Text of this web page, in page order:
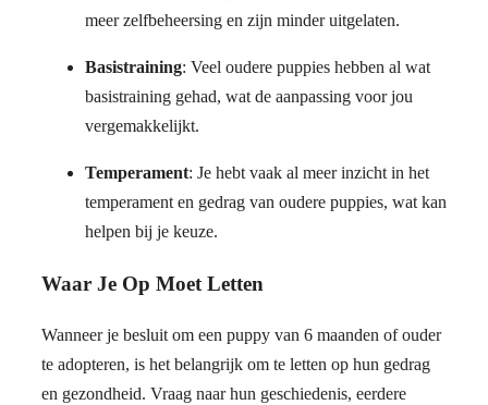
meer zelfbeheersing en zijn minder uitgelaten.
Basistraining: Veel oudere puppies hebben al wat
basistraining gehad, wat de aanpassing voor jou
vergemakkelijkt.
Temperament: Je hebt vaak al meer inzicht in het
temperament en gedrag van oudere puppies, wat kan
helpen bij je keuze.
Waar Je Op Moet Letten
Wanneer je besluit om een puppy van 6 maanden of ouder
te adopteren, is het belangrijk om te letten op hun gedrag
en gezondheid. Vraag naar hun geschiedenis, eerdere